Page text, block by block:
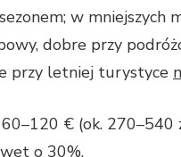
w mniejszych
dobre przy
przy letniej turystyce
€ (ok. 270–540
o 30%.